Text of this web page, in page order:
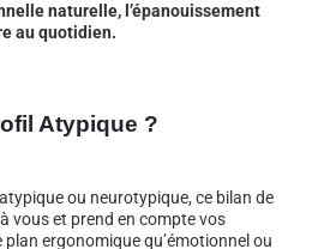
naturelle, l’épanouissement
au quotidien.
Atypique ?
ou neurotypique, ce bilan de
vous et prend en compte vos
ergonomique qu’émotionnel ou